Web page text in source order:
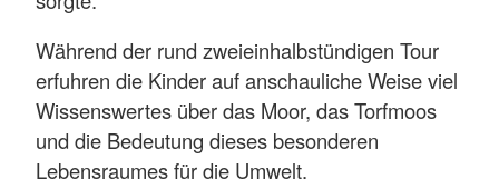
Während der rund zweieinhalbstündigen Tour
erfuhren die Kinder auf anschauliche Weise viel
Wissenswertes über das Moor, das Torfmoos
und die Bedeutung dieses besonderen
Lebensraumes für die Umwelt.